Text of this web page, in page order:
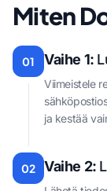
Miten
01 Vaihe 1:
Viimeistele
ja kestää
02 Vaihe 2: